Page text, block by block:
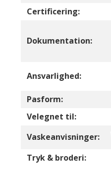
Certificering:
Dokumentation:
Ansvarlighed:
Pasform:
Velegnet til:
Vaskeanvisninger:
Tryk & broderi: